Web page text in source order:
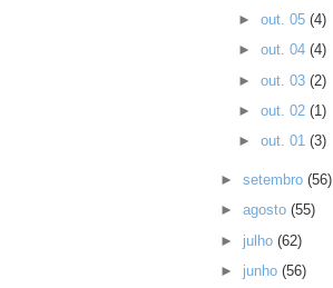
► out. 05 (4)
► out. 04 (4)
► out. 03 (2)
► out. 02 (1)
► out. 01 (3)
►setembro(56)
►agosto(55)
► julho(62)
► junho(56)